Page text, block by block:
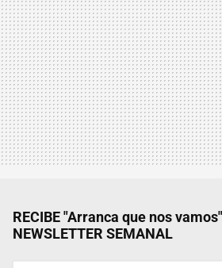
RECIBE "Arranca que nos
NEWSLETTER SEMANAL